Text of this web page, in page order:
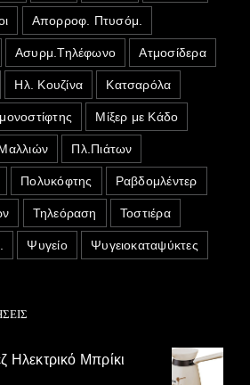
Απορροφ. Πτυσόμ.
Ασυρμ.Τηλέφωνο Ατμοσίδερα
Ηλ. Κουζίνα Κατσαρόλα
Μίξερ με Κάδο
Πλ.Πιάτων
Πολυκόφτης Ραβδομλέντερ
Τηλεόραση Τοστιέρα
Ψυγείο Ψυγειοκαταψύκτες
Μπρίκι